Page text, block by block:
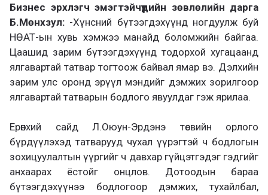
Бизнес эрхлэгч эмэгтэйчүүдийн зөвлөлийн дарга
Б.Мөнхзул: -Хүнсний бүтээгдэхүүнд ногдуулж буй
НӨАТ-ын хувь хэмжээ манайд боломжийн байгаа.
Цаашид зарим бүтээгдэхүүнд тодорхой хугацаанд
ялгавартай татвар тогтоож байвал ямар вэ. Дэлхийн
зарим улс оронд эрүүл мэндийг дэмжих зорилгоор
ялгавартай татварын бодлого явуулдаг гэж ярилаа.
Ерөнхий сайд Л.Оюун-Эрдэнэ төсвийн орлого
бүрдүүлэхэд татварууд чухал үүрэгтэй ч бодлогын
зохицуулалтын үүргийг ч давхар гүйцэтгэдэг гэдгийг
анхаарах ёстойг онцлов. Дотоодын бараа
бүтээгдэхүүнээ бодлогоор дэмжих, тухайлбал,